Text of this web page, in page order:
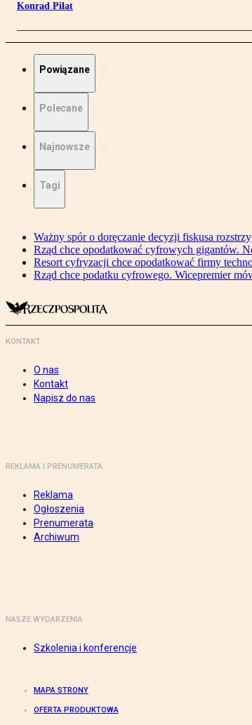
Konrad Piłat
Powiązane
Polecane
Najnowsze
Tagi
Ważny spór o doręczanie decyzji fiskusa
Rząd chce opodatkować cyfrowych gigantów.
Resort cyfryzacji chce opodatkować firmy
Rząd chce podatku cyfrowego. Wicepremier
KONTAKT
O nas
Kontakt
Napisz do nas
REKLAMA I PRENUMERATA
Reklama
Ogłoszenia
Prenumerata
Archiwum
NASZE WYDARZENIA
Szkolenia i konferencje
MAPA STRONY
OFERTA PRODUKTOWA